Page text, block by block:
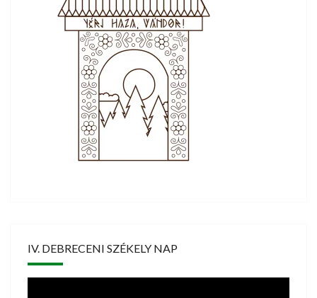
IV. DEBRECENI SZÉKELY NAP